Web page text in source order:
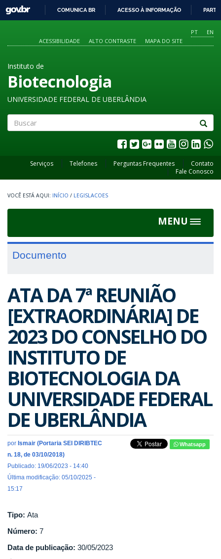
O
CONTEÚDO
GOVBR
COMUNICA BR ACESSO À INFORMAÇÃO
PT
EN
ACESSIBILIDADE
ALTO CONTRASTE MAPA DO SITE
Instituto de
Biotecnologia
UNIVERSIDADE FEDERAL DE UBERLÂNDIA
Serviços Telefones Perguntas Frequentes
Contato
Fale Conosco
INÍCIO / LEGISLACOES
MENU
Toggle
Documento
ATA DA 7ª REUNIÃO
[EXTRAORDINÁRIA] DE
2023 DO CONSELHO DO
INSTITUTO DE
BIOTECNOLOGIA DA
UNIVERSIDADE FEDERAL
DE UBERLÂNDIA
por Ismair (Portaria SEI DIRIBTEC
n. 18, de 03/10/2018)
Publicado: 19/06/2023 - 14:40
Última modificação: 05/10/2025 -
15:17
Whatsapp
Tipo: Ata
Número: 7
Data de publicação: 30/05/2023